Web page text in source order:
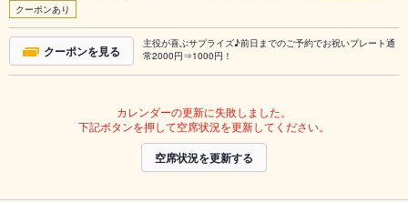
クーポンあり
クーポンを見る
主役が喜ぶサプライズ♪前日までのご予約でお祝いプレート通
常2000円⇒1000円！
カレンダーの更新に失敗しました。
下記ボタンを押して空席状況を更新してください。
空席状況を更新する